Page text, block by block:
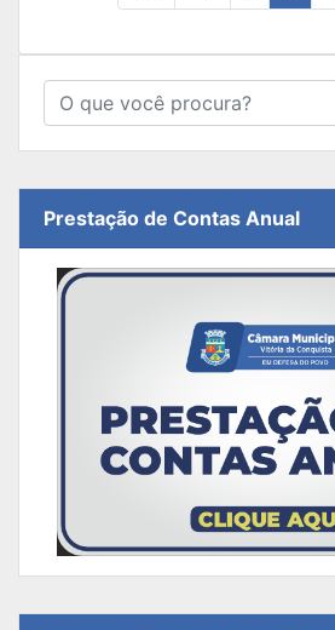
Prestação de Contas Anual